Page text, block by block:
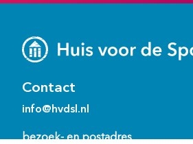
Contact
info@hvdsl.nl
bezoek- en postadres